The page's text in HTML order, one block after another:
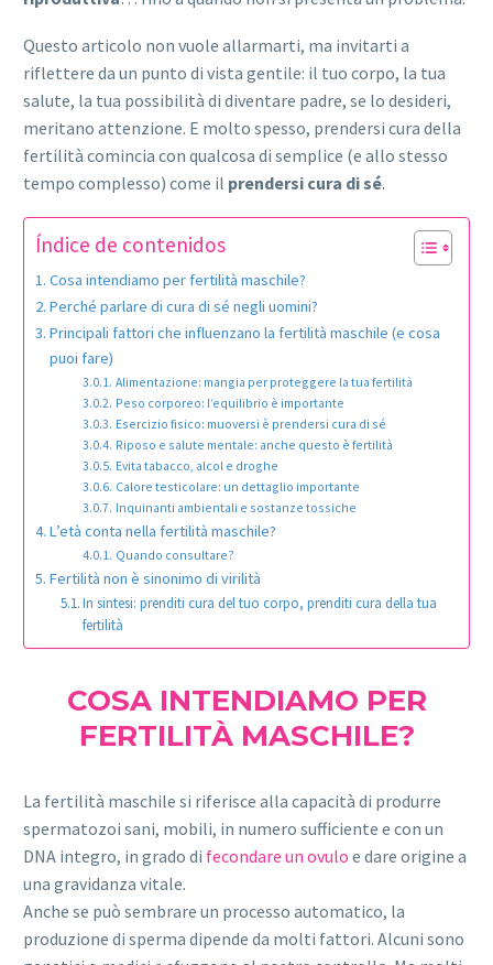
Questo articolo non vuole allarmarti, ma invitarti a
riflettere da un punto di vista gentile: il tuo corpo, la tua
salute, la tua possibilità di diventare padre, se lo desideri,
meritano attenzione. E molto spesso, prendersi cura della
fertilità comincia con qualcosa di semplice (e allo stesso
tempo complesso) come il prendersi cura di sé.
Índice de contenidos
Cosa intendiamo per fertilità maschile?
Perché parlare di cura di sé negli uomini?
Principali fattori che influenzano la fertilità maschile (e cosa
puoi fare)
Alimentazione: mangia per proteggere la tua fertilità
Peso corporeo: l’equilibrio è importante
Esercizio fisico: muoversi è prendersi cura di sé
Riposo e salute mentale: anche questo è fertilità
Evita tabacco, alcol e droghe
Calore testicolare: un dettaglio importante
Inquinanti ambientali e sostanze tossiche
L’età conta nella fertilità maschile?
Quando consultare?
Fertilità non è sinonimo di virilità
In sintesi: prenditi cura del tuo corpo, prenditi cura della tua
fertilità
COSA INTENDIAMO PER
FERTILITÀ MASCHILE?
La fertilità maschile si riferisce alla capacità di produrre
spermatozoi sani, mobili, in numero sufficiente e con un
DNA integro, in grado di fecondare un ovulo e dare origine a
una gravidanza vitale.
Anche se può sembrare un processo automatico, la
produzione di sperma dipende da molti fattori. Alcuni sono